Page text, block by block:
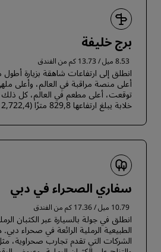
برج خليفة
8.53 ميل / 13.73 كم من الفندق
انطلق إلى ارتفاعات شاهقة بزيارة أطول
أعلى منصة مراقبة في العالم، وأعلى
توقعت، أعلى مطعم في العالم، كل
خلابة يبلغ ارتفاعها 829,8 مترًا (2,722,4 قدمًا).
سفاري الصحراء في دبي
10.79 ميل / 17.36 كم من الفندق
انطلق في جولة بالسيارة عبر الكثبان
الطبيعية الرملية الرائعة في صحراء
الشركات التي تقدم تجارب صحراوية،